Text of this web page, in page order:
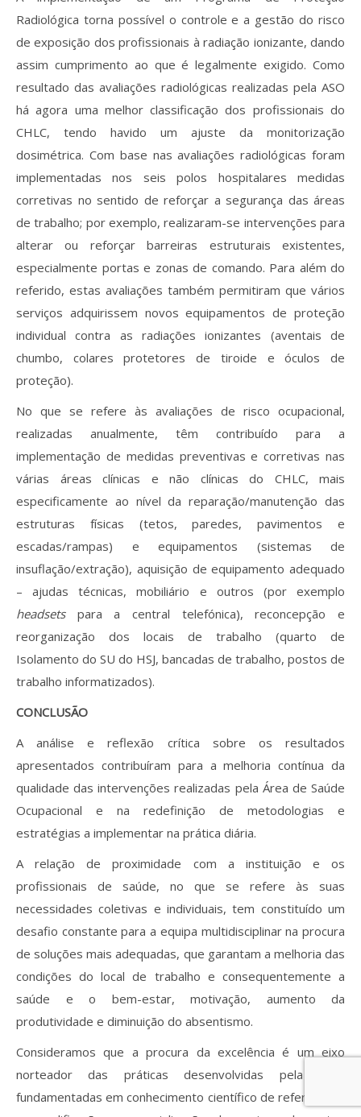
Radiológica torna possível o controle e a gestão do risco
de exposição dos profissionais à radiação ionizante, dando
assim cumprimento ao que é legalmente exigido. Como
resultado das avaliações radiológicas realizadas pela ASO
há agora uma melhor classificação dos profissionais do
CHLC, tendo havido um ajuste da monitorização
dosimétrica. Com base nas avaliações radiológicas foram
implementadas nos seis polos hospitalares medidas
corretivas no sentido de reforçar a segurança das áreas
de trabalho; por exemplo, realizaram-se intervenções para
alterar ou reforçar barreiras estruturais existentes,
especialmente portas e zonas de comando. Para além do
referido, estas avaliações também permitiram que vários
serviços adquirissem novos equipamentos de proteção
individual contra as radiações ionizantes (aventais de
chumbo, colares protetores de tiroide e óculos de
proteção).
No que se refere às avaliações de risco ocupacional,
realizadas anualmente, têm contribuído para a
implementação de medidas preventivas e corretivas nas
várias áreas clínicas e não clínicas do CHLC, mais
especificamente ao nível da reparação/manutenção das
estruturas físicas (tetos, paredes, pavimentos e
escadas/rampas) e equipamentos (sistemas de
insuflação/extração), aquisição de equipamento adequado
– ajudas técnicas, mobiliário e outros (por exemplo
headsetspara a central telefónica), reconcepção e
reorganização dos locais de trabalho (quarto de
Isolamento do SU do HSJ, bancadas de trabalho, postos de
trabalho informatizados).
CONCLUSÃO
A análise e reflexão crítica sobre os resultados
apresentados contribuíram para a melhoria contínua da
qualidade das intervenções realizadas pela Área de Saúde
Ocupacional e na redefinição de metodologias e
estratégias a implementar na prática diária.
A relação de proximidade com a instituição e os
profissionais de saúde, no que se refere às suas
necessidades coletivas e individuais, tem constituído um
desafio constante para a equipa multidisciplinar na procura
de soluções mais adequadas, que garantam a melhoria das
condições do local de trabalho e consequentemente a
saúde e o bem-estar, motivação, aumento da
produtividade e diminuição do absentismo.
Consideramos que a procura da excelência é um eixo
norteador das práticas desenvolvidas pela ASO,
fundamentadas em conhecimento científico de referência e